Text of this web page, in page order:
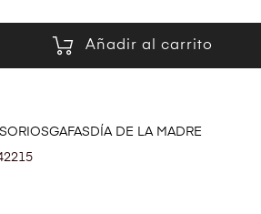
Añadir al carrito
GAFAS DÍA DE LA MADRE